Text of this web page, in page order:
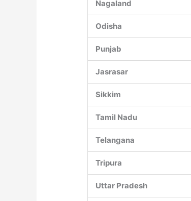
Nagaland
Odisha
Punjab
Jasrasar
Sikkim
Tamil Nadu
Telangana
Tripura
Uttar Pradesh